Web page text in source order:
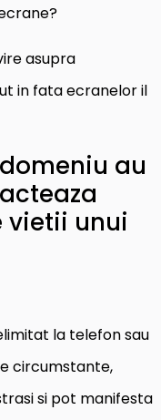
asupra
in fata ecranelor il
au
vietii unui
la telefon sau
circumstante,
si pot manifesta